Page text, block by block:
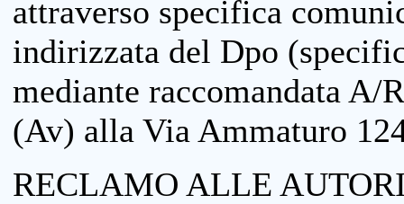
attraverso specifica
indirizzata del Dpo
mediante raccomandata
(Av) alla Via Ammaturo
RECLAMO ALLE